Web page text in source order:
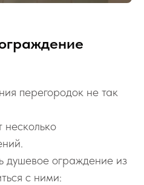
перегородок не так
душевое ограждение из
с ними: